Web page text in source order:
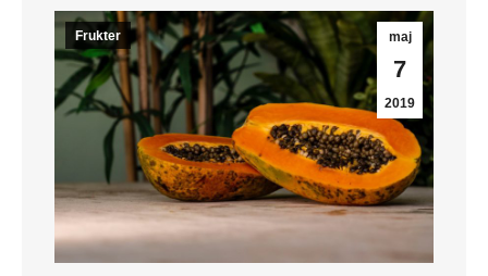
maj
7
2019
Frukter